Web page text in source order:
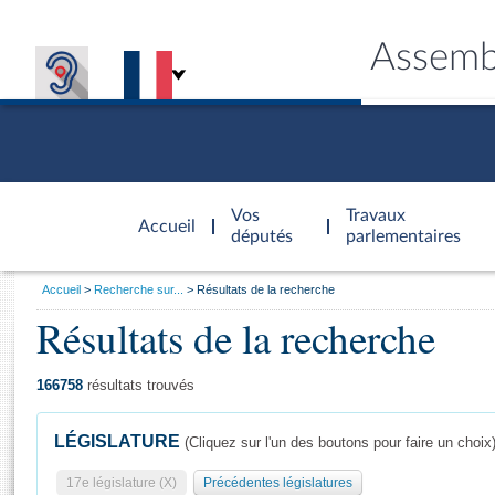
Accueil
d'accueil
Vos
députés
Travaux
parlementaires
Général
Vous
Accueil Recherche sur... Résultats de la recherche
Résultats de la recherche
166758 résultats trouvés
LÉGISLATURE (Cliquez sur l'un des boutons pour faire un choix)
17e législature (X) Précédentes législatures